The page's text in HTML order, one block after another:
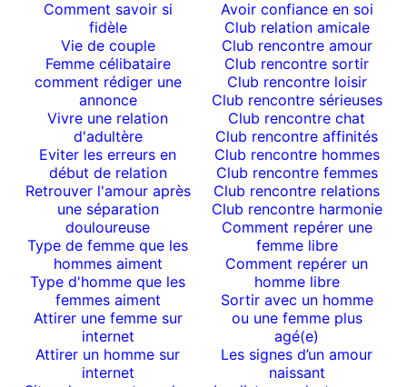
Comment savoir si
fidèle
Vie de couple
Femme célibataire
comment rédiger une
annonce
Vivre une relation
d'adultère
Eviter les erreurs en
début de relation
Retrouver l'amour après
une séparation
douloureuse
Type de femme que les
hommes aiment
Type d'homme que les
femmes aiment
Attirer une femme sur
internet
Attirer un homme sur
internet
Avoir confiance en soi
Club relation amicale
Club rencontre amour
Club rencontre sortir
Club rencontre loisir
Club rencontre sérieuses
Club rencontre chat
Club rencontre affinités
Club rencontre hommes
Club rencontre femmes
Club rencontre relations
Club rencontre harmonie
Comment repérer une
femme libre
Comment repérer un
homme libre
Sortir avec un homme
ou une femme plus
agé(e)
Les signes d’un amour
naissant